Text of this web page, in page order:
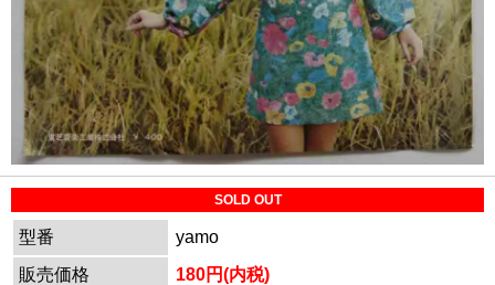
SOLD OUT
型番
yamo
販売価格
180円(内税)